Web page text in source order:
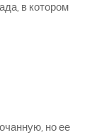
в котором
но ее